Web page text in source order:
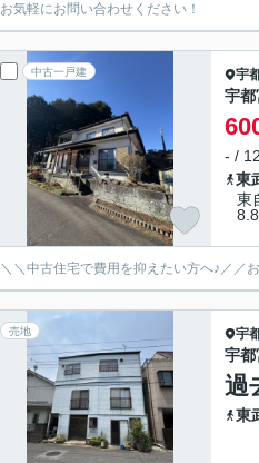
お気軽にお問い合わせください！
中古一戸建 宇
宇
- /
東
東
＼＼中古住宅で費用を抑えたい方へ♪／／
売地 宇
宇
過
東